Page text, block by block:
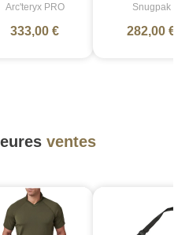
Arc'teryx PRO
333,00 €
Snugpak
282,00 €
ventes